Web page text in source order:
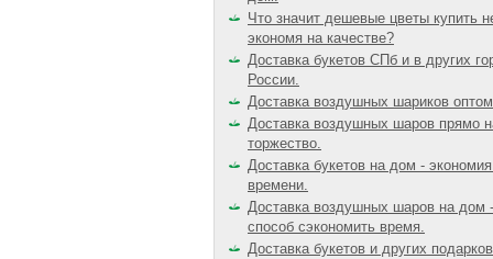
Что значит дешевые цветы купить
экономя на качестве?
Доставка букетов СПб и в других
России.
Доставка воздушных шариков
Доставка воздушных шаров прямо
торжество.
Доставка букетов на дом -
времени.
Доставка воздушных шаров на дом
способ сэкономить время.
Доставка букетов и других